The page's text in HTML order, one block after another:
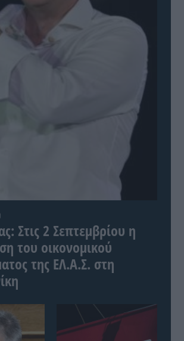
Στις 2 Σεπτεμβρίου η
του οικονομικού
της ΕΛ.Α.Σ. στη